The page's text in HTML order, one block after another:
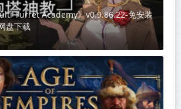
Turret Academy》v0.9.86.22-免安装
盘下载